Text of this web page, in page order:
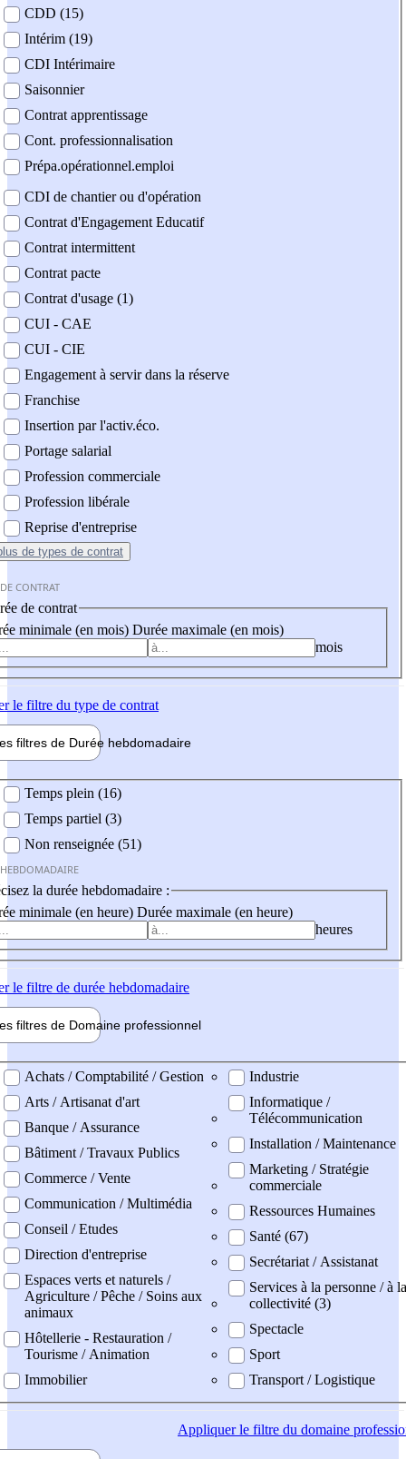
CDD (15)
Intérim (19)
CDI Intérimaire
Saisonnier
Contrat apprentissage
Cont. professionnalisation
Prépa.opérationnel.emploi
CDI de chantier ou d'opération
Contrat d'Engagement Educatif
Contrat intermittent
Contrat pacte
Contrat d'usage (1)
CUI - CAE
CUI - CIE
Engagement à servir dans la réserve
Franchise
Insertion par l'activ.éco.
Portage salarial
Profession commerciale
Profession libérale
Reprise d'entreprise
de types de contrat
CONTRAT
de contrat
minimale (en mois) Durée maximale (en mois)
mois
le filtre du type de contrat
filtres de Durée hebdomadaire
Temps plein (16)
Temps partiel (3)
Non renseignée (51)
la durée hebdomadaire :
minimale (en heure) Durée maximale (en heure)
heures
le filtre de durée hebdomadaire
filtres de Domaine professionnel
professionel
Achats / Comptabilité / Gestion
Arts / Artisanat d'art
Banque / Assurance
Bâtiment / Travaux Publics
Commerce / Vente
Communication / Multimédia
Conseil / Etudes
Direction d'entreprise
Espaces verts et naturels /
Agriculture / Pêche / Soins aux
animaux
Hôtellerie - Restauration /
Tourisme / Animation
Immobilier
Industrie
Informatique /
Télécommunication
Installation / Maintenance
Marketing / Stratégie
commerciale
Ressources Humaines
Santé (67)
Secrétariat / Assistanat
Services à la personne / à la
collectivité (3)
Spectacle
Sport
Transport / Logistique
Appliquerle filtre du domaine